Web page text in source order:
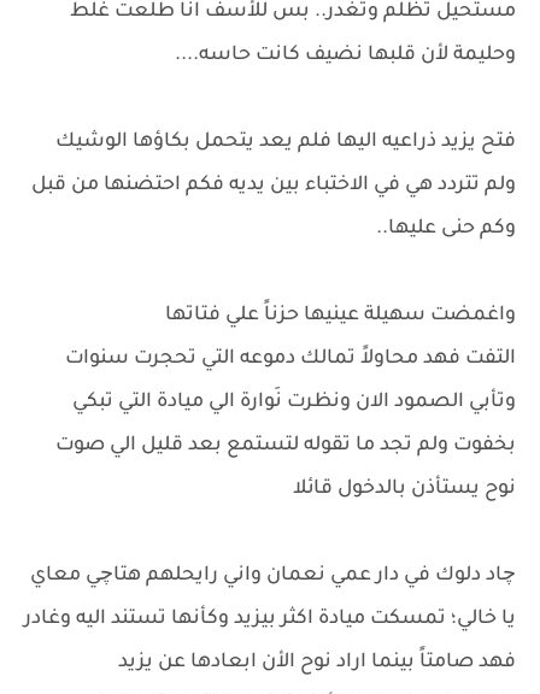
مستحيل تظلم وتغدر.. بس للأسف انا طلعت غلط
وحليمة لأن قلبها نضيف كانت حاسه....
فتح يزيد ذراعيه اليها فلم يعد يتحمل بكاؤها الوشيك
ولم تتردد هي في الاختباء بين يديه فكم احتضنها من قبل
وكم حنى عليها..
واغمضت سهيلة عينيها حزناً علي فتاتها
التفت فهد محاولاً تمالك دموعه التي تحجرت سنوات
وتأبي الصمود الان ونظرت نَوارة الي ميادة التي تبكي
بخفوت ولم تجد ما تقوله لتستمع بعد قليل الي صوت
نوح يستأذن بالدخول قائلا
چاد دلوك في دار عمي نعمان واني رايحلهم هتاچي معاي
يا خالي؛ تمسكت ميادة اكثر بيزيد وكأنها تستند اليه وغادر
فهد صامتاً بينما اراد نوح الأن ابعادها عن يزيد